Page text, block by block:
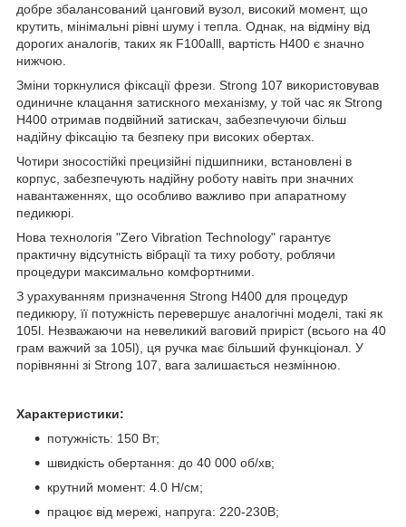
добре збалансований цанговий вузол, високий момент, що
крутить, мінімальні рівні шуму і тепла. Однак, на відміну від
дорогих аналогів, таких як F100alll, вартість H400 є значно
нижчою.
Зміни торкнулися фіксації фрези. Strong 107 використовував
одиничне клацання затискного механізму, у той час як Strong
H400 отримав подвійний затискач, забезпечуючи більш
надійну фіксацію та безпеку при високих обертах.
Чотири зносостійкі прецизійні підшипники, встановлені в
корпус, забезпечують надійну роботу навіть при значних
навантаженнях, що особливо важливо при апаратному
педикюрі.
Нова технологія "Zero Vibration Technology" гарантує
практичну відсутність вібрації та тиху роботу, роблячи
процедури максимально комфортними.
З урахуванням призначення Strong H400 для процедур
педикюру, її потужність перевершує аналогічні моделі, такі як
105l. Незважаючи на невеликий ваговий приріст (всього на 40
грам важчий за 105l), ця ручка має більший функціонал. У
порівнянні зі Strong 107, вага залишається незмінною.
Характеристики:
потужність: 150 Вт;
швидкість обертання: до 40 000 об/хв;
крутний момент: 4.0 Н/см;
працює від мережі, напруга: 220-230В;